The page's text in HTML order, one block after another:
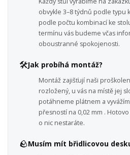
obvykle 3–8 týdnů podle typu
podle počtu kombinací ke
termínu vás budeme včas
oboustranné spokojenosti.
🛠️Jak probíhá montáž?
Montáž zajišťují naši
rozložený, u vás na místě jej
potáhneme plátnem a
přesností na 0,02 mm .
o nic nestaráte.
🪨Musím mít břidlicovou